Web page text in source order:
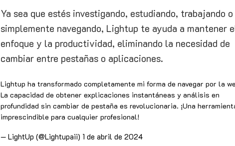
Ya sea que estés investigando, estudiando, trabajando o
simplemente navegando, Lightup te ayuda a mantener
enfoque y la productividad, eliminando la necesidad de
cambiar entre pestañas o aplicaciones.
Lightup ha transformado completamente mi forma de navegar por la
La capacidad de obtener explicaciones instantáneas y análisis en
profundidad sin cambiar de pestaña es revolucionaria. ¡Una
imprescindible para cualquier profesional!
— LightUp (@Lightupaii) 1 de abril de 2024